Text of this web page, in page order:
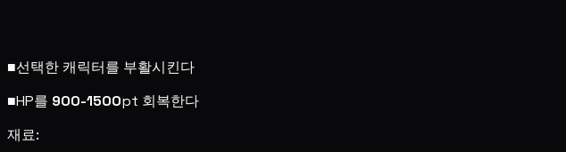
■선택한 캐릭터를 부활시킨다
■HP를 900-1500pt 회복한다
재료: